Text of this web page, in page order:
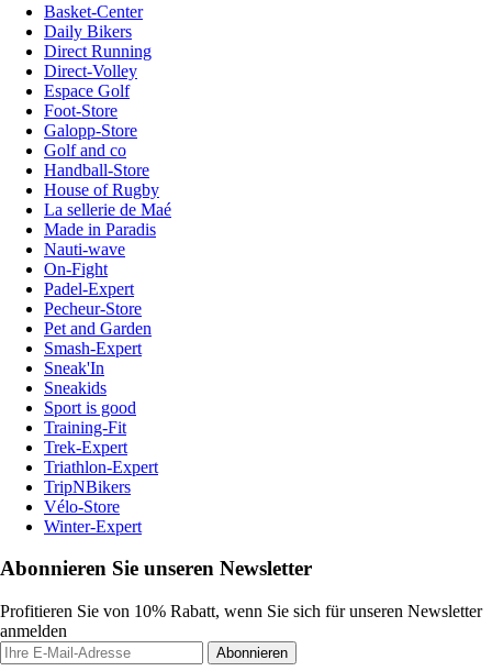
Basket-Center
Daily Bikers
Direct Running
Direct-Volley
Espace Golf
Foot-Store
Galopp-Store
Golf and co
Handball-Store
House of Rugby
La sellerie de Maé
Made in Paradis
Nauti-wave
On-Fight
Padel-Expert
Pecheur-Store
Pet and Garden
Smash-Expert
Sneak'In
Sneakids
Sport is good
Training-Fit
Trek-Expert
Triathlon-Expert
TripNBikers
Vélo-Store
Winter-Expert
Abonnieren Sie unseren Newsletter
Profitieren Sie von 10% Rabatt, wenn Sie sich für unseren Newsletter
anmelden
Abonnieren